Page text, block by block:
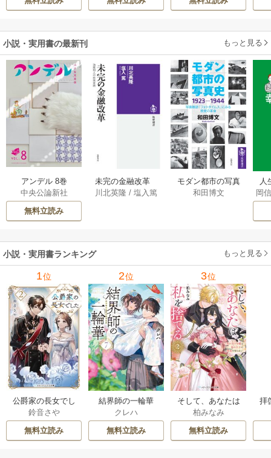
か溺愛してきます 伝～
の落ちこぼれ令
を掴み取る～
しろう
小説・実用書の最新刊 もっと見る
アンデル 8巻
中央公論新社
無料立読み
未完の金融改革
――池尾和人の政
川北英隆 /塩入篤
モダン都市の写真
史 1923－1944
和田博文
人
教
岡
小説・実用書ランキング もっと見る
1位
公爵家の長女でし
た
鈴音さや
無料立読み
2位
結界師の一輪華
クレハ
無料立読み
3位
そして、あなたは
私を捨てる
柏みなみ
無料立読み
拝